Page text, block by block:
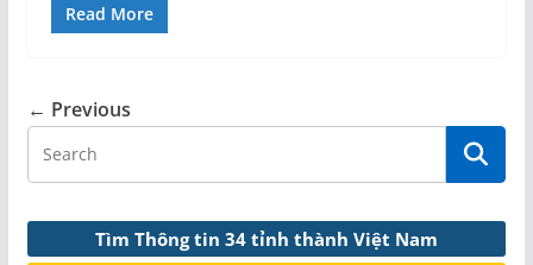
Read More
← Previous
Tìm Thông tin 34 tỉnh thành Việt Nam